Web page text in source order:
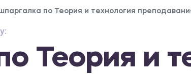
по Теория и технология
Теория и